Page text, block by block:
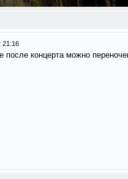
21:16
после концерта можно